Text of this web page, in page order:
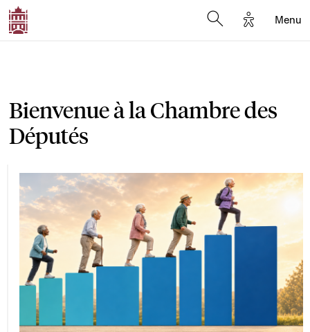
Options
Menu
Bienvenue à la Chambre des
Députés